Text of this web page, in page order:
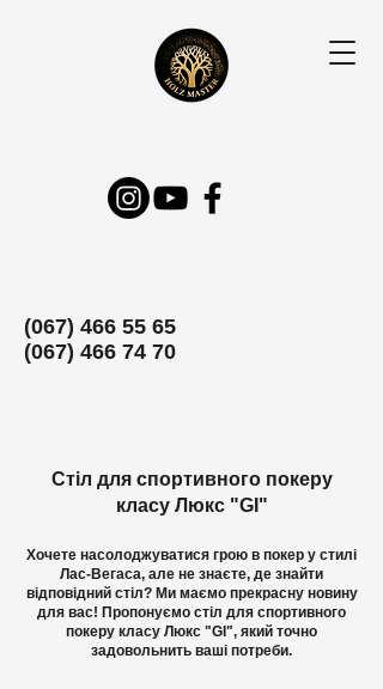
(067) 466 55 65
(067) 466 74 70
Стіл для спортивного покеру
класу Люкс "GI"
Хочете насолоджуватися грою в покер у стилі
Лас-Вегаса, але не знаєте, де знайти
відповідний стіл? Ми маємо прекрасну новину
для вас! Пропонуємо стіл для спортивного
покеру класу Люкс "GI", який точно
задовольнить ваші потреби.